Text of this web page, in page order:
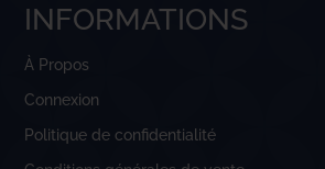
INFORMATIONS
À Propos
Connexion
Politique de confidentialité